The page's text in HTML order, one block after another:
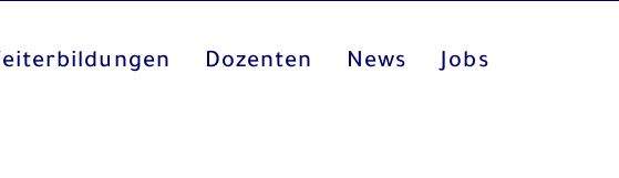
Dozenten News Jobs